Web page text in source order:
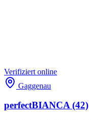
Verifiziert online
Gaggenau
perfectBIANCA (42)